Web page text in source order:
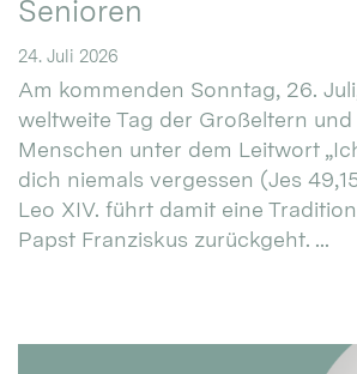
Senioren
24. Juli 2026
Am kommenden Sonntag, 26.
weltweite Tag der Großeltern und
Menschen unter dem Leitwort
dich niemals vergessen (Jes
Leo XIV. führt damit eine
Papst Franziskus zurückgeht. ...